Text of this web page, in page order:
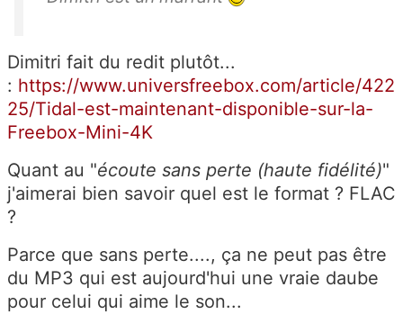
Dimitri fait du redit plutôt...
: https://www.universfreebox.com/article/422
25/Tidal-est-maintenant-disponible-sur-la-
Freebox-Mini-4K
Quant au "écoute sans perte (haute fidélité)"
j'aimerai bien savoir quel est le format ? FLAC
?
Parce que sans perte...., ça ne peut pas être
du MP3 qui est aujourd'hui une vraie daube
pour celui qui aime le son...